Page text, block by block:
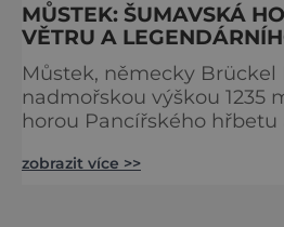
MŮSTEK: ŠUMAVSKÁ
VĚTRU A
Můstek, německy Brückel
nadmořskou výškou 1235
horou Pancířského hřbetu
Šumavy. Přestože nestojí
zobrazit více >>